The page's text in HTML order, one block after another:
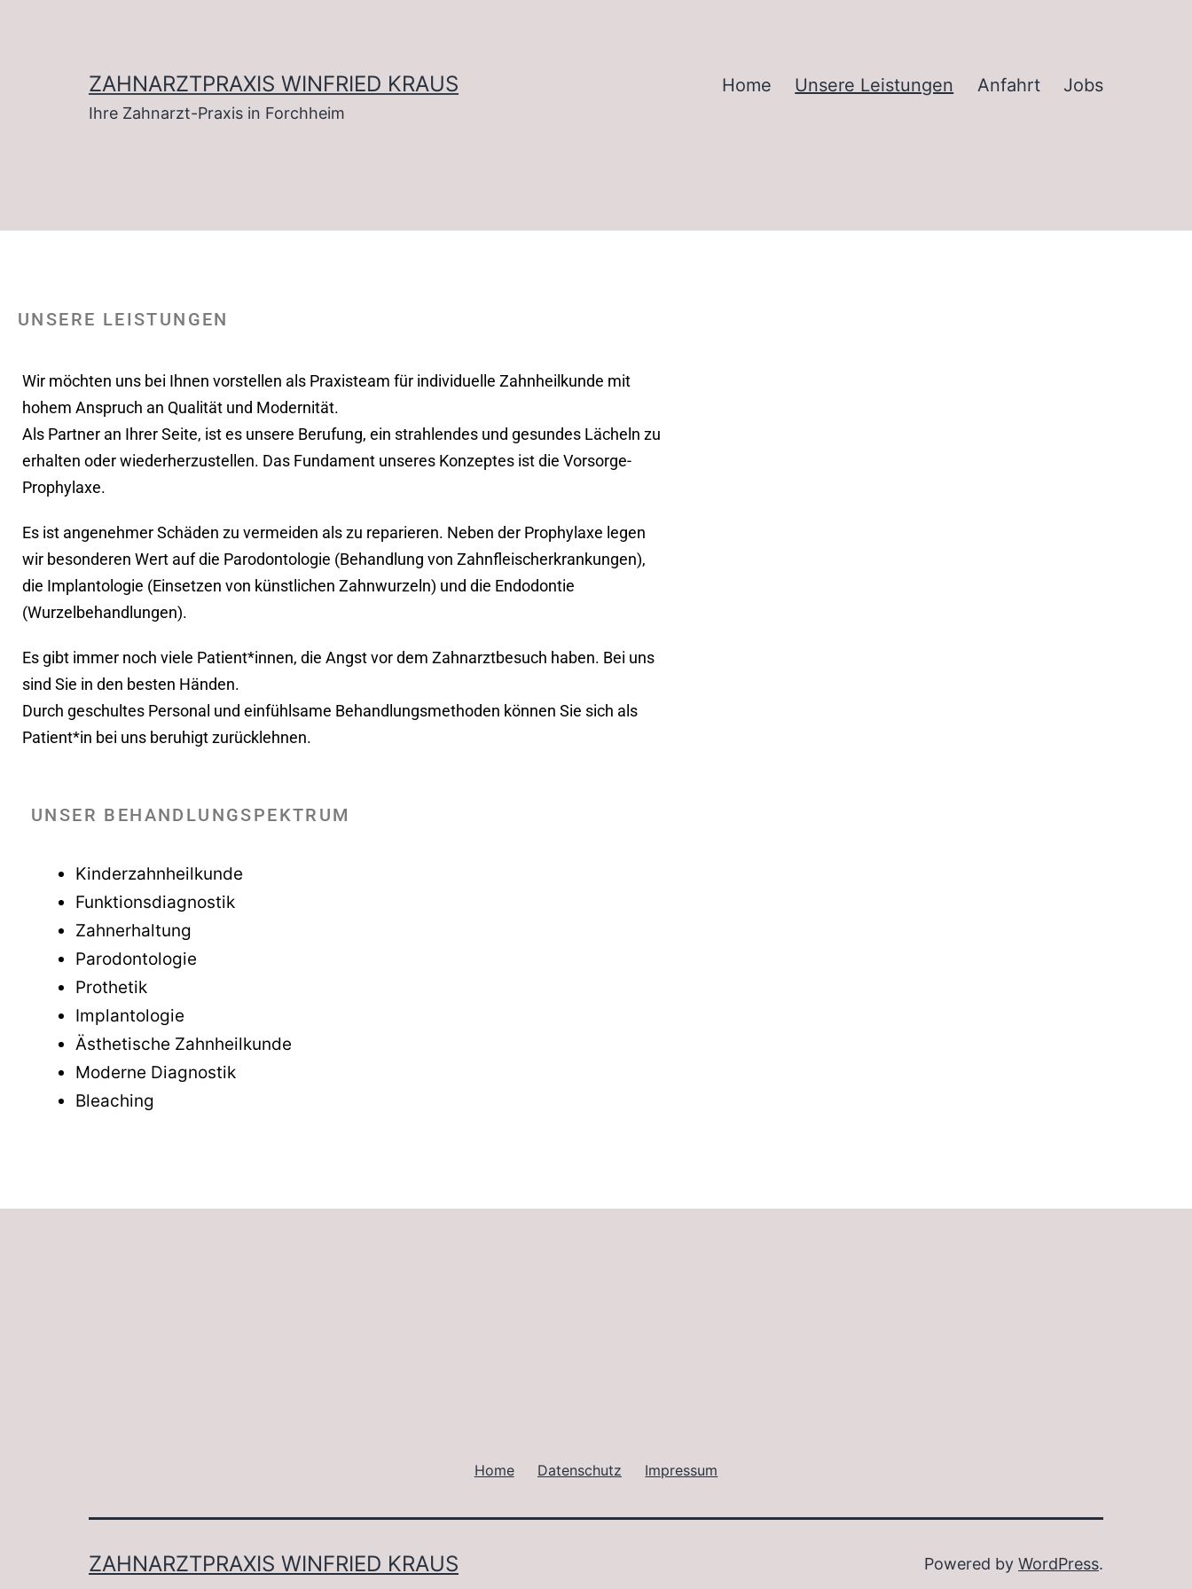
ZAHNARZTPRAXIS WINFRIED KRAUS
Ihre Zahnarzt-Praxis in Forchheim
Home Unsere Leistungen Anfahrt Jobs
UNSERE LEISTUNGEN
Wir möchten uns bei Ihnen vorstellen als Praxisteam für individuelle Zahnheilkunde mit
hohem Anspruch an Qualität und Modernität.
Als Partner an Ihrer Seite, ist es unsere Berufung, ein strahlendes und gesundes Lächeln zu
erhalten oder wiederherzustellen. Das Fundament unseres Konzeptes ist die Vorsorge-
Prophylaxe.
Es ist angenehmer Schäden zu vermeiden als zu reparieren. Neben der Prophylaxe legen
wir besonderen Wert auf die Parodontologie (Behandlung von Zahnfleischerkrankungen),
die Implantologie (Einsetzen von künstlichen Zahnwurzeln) und die Endodontie
(Wurzelbehandlungen).
Es gibt immer noch viele Patient*innen, die Angst vor dem Zahnarztbesuch haben. Bei uns
sind Sie in den besten Händen.
Durch geschultes Personal und einfühlsame Behandlungsmethoden können Sie sich als
Patient*in bei uns beruhigt zurücklehnen.
UNSER BEHANDLUNGSPEKTRUM
Kinderzahnheilkunde
Funktionsdiagnostik
Zahnerhaltung
Parodontologie
Prothetik
Implantologie
Ästhetische Zahnheilkunde
Moderne Diagnostik
Bleaching
Home Datenschutz Impressum
ZAHNARZTPRAXIS WINFRIED KRAUS Powered by WordPress.